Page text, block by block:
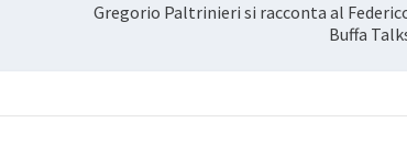
Gregorio Paltrinieri si racconta al
Buffa